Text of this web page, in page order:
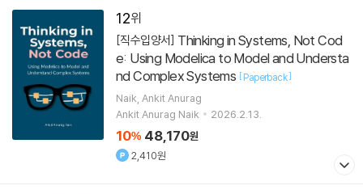
12
[직수입양서]
e: Using Modelica to Model and Understa
nd Complex Systems [Paperback]
Naik, Ankit Anurag
Ankit Anurag Naik
2026.2.13.
10% 48,170원
2,410원